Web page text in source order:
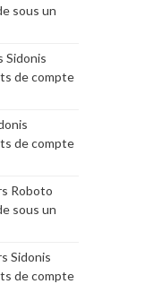
sous un
Sidonis
de compte
de compte
Roboto
sous un
Sidonis
de compte